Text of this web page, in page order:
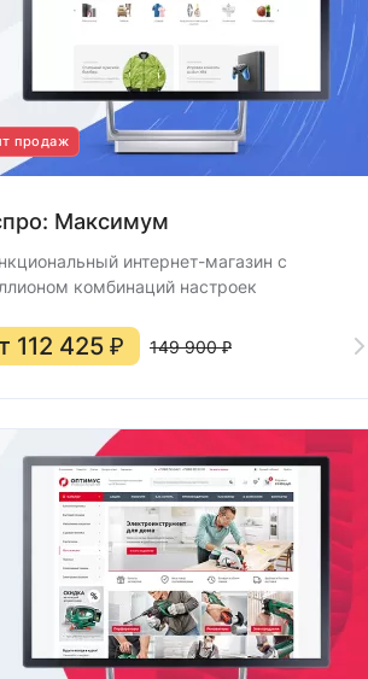
продаж
Максимум
интернет-магазин с
комбинаций настроек
112 425 ₽ 149 900 ₽